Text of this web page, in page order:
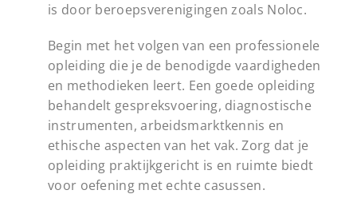
is door beroepsverenigingen zoals Noloc.
Begin met het volgen van een professionele
opleiding die je de benodigde vaardigheden
en methodieken leert. Een goede opleiding
behandelt gespreksvoering, diagnostische
instrumenten, arbeidsmarktkennis en
ethische aspecten van het vak. Zorg dat je
opleiding praktijkgericht is en ruimte biedt
voor oefening met echte casussen.